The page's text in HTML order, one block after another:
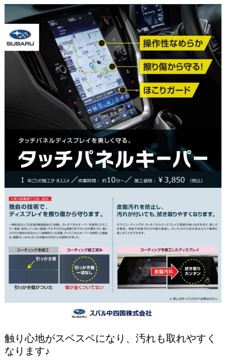
触り心地がスベスベになり、汚れも取れやすく
なります♪